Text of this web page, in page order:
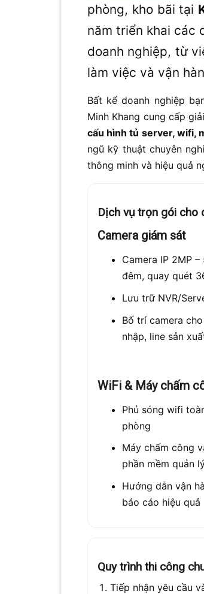
phòng, kho bãi tại
năm triển khai các
doanh nghiệp, từ
làm việc và vận
Bất kể doanh nghiệp
Minh Khang cung cấp
cấu hình tủ server, wifi,
ngũ kỹ thuật chuyên
thông minh và hiệu quả
Dịch vụ trọn gói cho
Camera giám sát
Camera IP 2MP
đêm, quay quét
Lưu trữ NVR/
Bố trí camera
nhập, line sản
WiFi & Máy chấm
Phủ sóng wifi
phòng
Máy chấm công
phần mềm quản
Hướng dẫn vận
báo cáo hiệu quả
Quy trình thi công
Tiếp nhận yêu cầu